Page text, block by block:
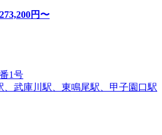
273,200円〜
1号
武庫川駅、東鳴尾駅、甲子園口駅